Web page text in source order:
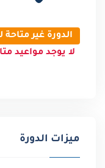
الدورة غير
لا يوجد مواعيد
ميزات الدورة